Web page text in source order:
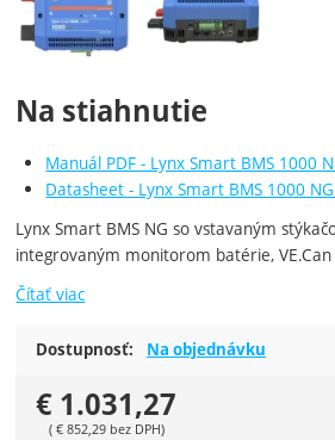
Na stiahnutie
Manuál PDF - Lynx Smart BMS 1000
Datasheet - Lynx Smart BMS 1000
Lynx Smart BMS NG so vstavaným
integrovaným monitorom batérie,
Čítať viac
Dostupnosť: Na objednávku
€ 1.031,27
( €852,29 bez DPH)